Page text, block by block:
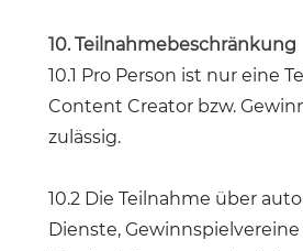
10. Teilnahmebeschränkung
10.1 Pro Person ist nur eine
Content Creator bzw.
zulässig.
10.2 Die Teilnahme über
Dienste,